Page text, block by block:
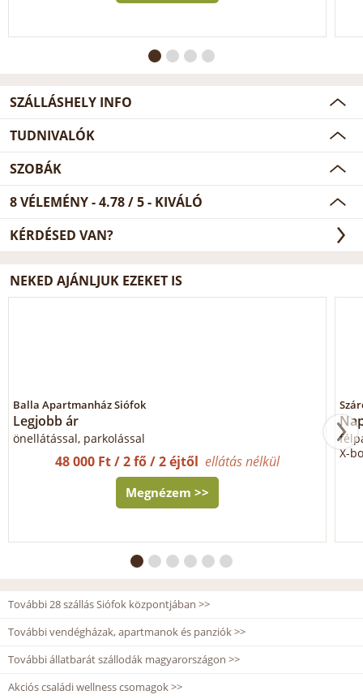
SZÁLLÁSHELY INFO
TUDNIVALÓK
SZOBÁK
8VÉLEMÉNY -4.78/5- KIVÁLÓ
KÉRDÉSED VAN?
NEKED AJÁNLJUK EZEKET IS
Balla Apartmanház Siófok
Legjobb ár
önellátással, parkolással
48 000 Ft / 2 fő / 2 éjtőlellátás nélkül
Megnézem >>
X-
További 28 szállás Siófok központjában >>
További vendégházak, apartmanok és panziók >>
További állatbarát szállodák magyarországon >>
Akciós családi wellness csomagok >>